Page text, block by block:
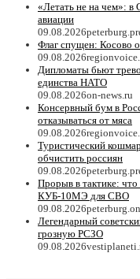
«Летать не на чем»: в
авиации
09.08.2026
Флаг спущен: Косово
09.08.2026
Дипломаты бьют
единства НАТО
09.08.2026on-news.ru
Консервный бум в
отказываться от мяса
09.08.2026
Туристический
обчистить россиян
09.08.2026
Прорыв в тактике:
КУБ-10МЭ для СВО
09.08.2026
Легендарный
грозную РСЗО
09.08.2026